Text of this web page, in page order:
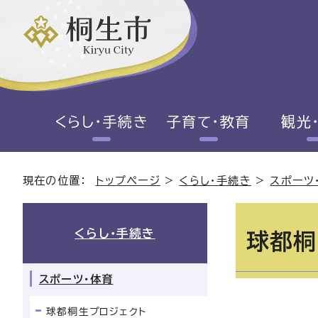
くらし・手続き 子育て・教育 観光
現在の位置： トップページ > くらし・手続き > スポーツ
球都
くらし・手続き
スポーツ・体育
球都桐生プロジェクト